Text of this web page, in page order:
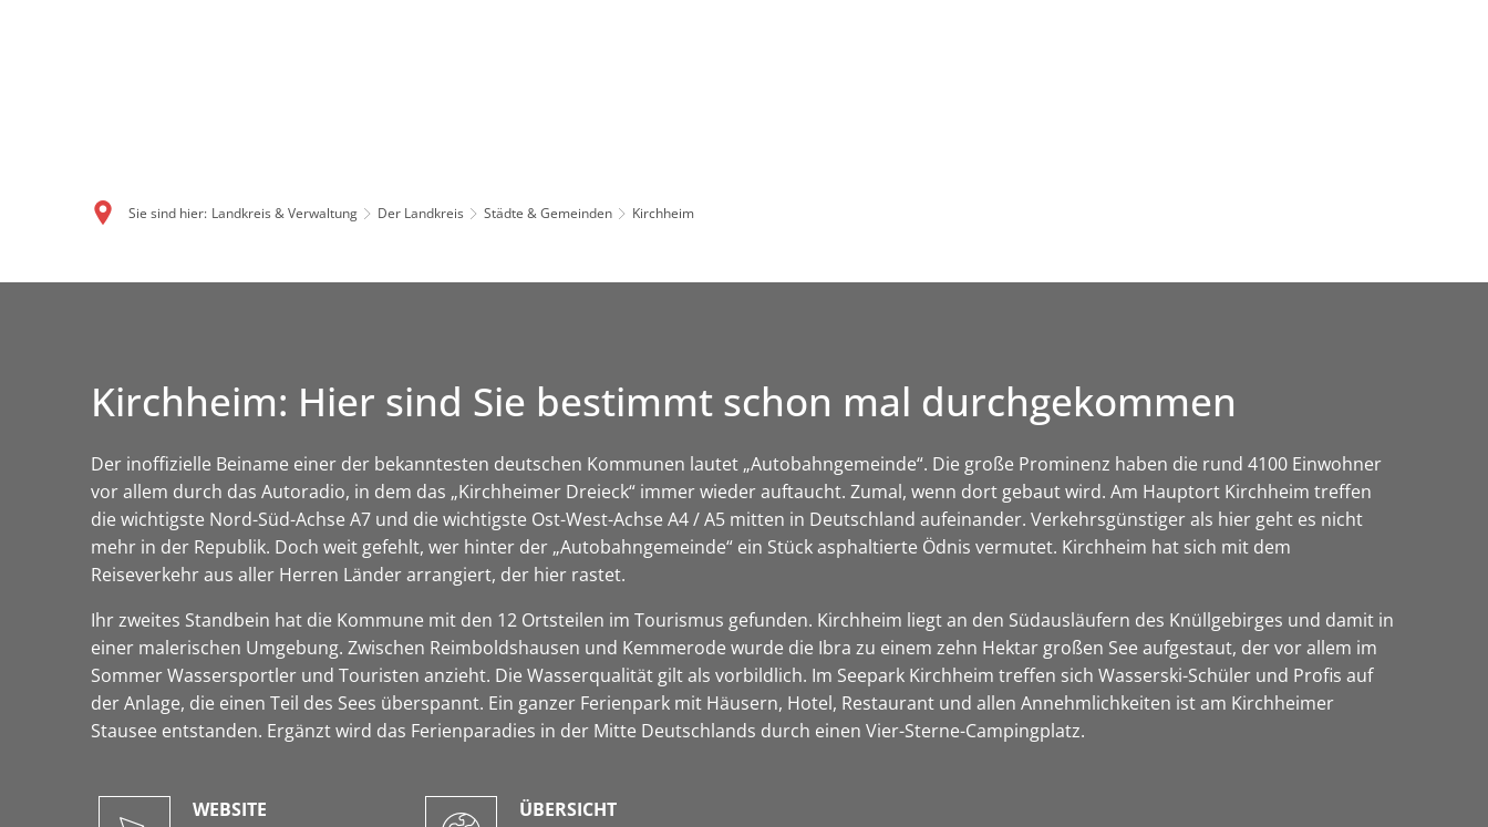
Sie sind hier: Landkreis & Verwaltung Der Landkreis Städte & Gemeinden Kirchheim
Kirchheim: Hier sind Sie bestimmt schon mal durchgekommen
Der inoffizielle Beiname einer der bekanntesten deutschen Kommunen lautet „Autobahngemeinde“. Die große Prominenz haben die rund 4100 Einwohner
vor allem durch das Autoradio, in dem das „Kirchheimer Dreieck“ immer wieder auftaucht. Zumal, wenn dort gebaut wird. Am Hauptort Kirchheim treffen
die wichtigste Nord-Süd-Achse A7 und die wichtigste Ost-West-Achse A4 / A5 mitten in Deutschland aufeinander. Verkehrsgünstiger als hier geht es nicht
mehr in der Republik. Doch weit gefehlt, wer hinter der „Autobahngemeinde“ ein Stück asphaltierte Ödnis vermutet. Kirchheim hat sich mit dem
Reiseverkehr aus aller Herren Länder arrangiert, der hier rastet.
Ihr zweites Standbein hat die Kommune mit den 12 Ortsteilen im Tourismus gefunden. Kirchheim liegt an den Südausläufern des Knüllgebirges und damit in
einer malerischen Umgebung. Zwischen Reimboldshausen und Kemmerode wurde die Ibra zu einem zehn Hektar großen See aufgestaut, der vor allem im
Sommer Wassersportler und Touristen anzieht. Die Wasserqualität gilt als vorbildlich. Im Seepark Kirchheim treffen sich Wasserski-Schüler und Profis auf
der Anlage, die einen Teil des Sees überspannt. Ein ganzer Ferienpark mit Häusern, Hotel, Restaurant und allen Annehmlichkeiten ist am Kirchheimer
Stausee entstanden. Ergänzt wird das Ferienparadies in der Mitte Deutschlands durch einen Vier-Sterne-Campingplatz.
WEBSITE
ÜBERSICHT